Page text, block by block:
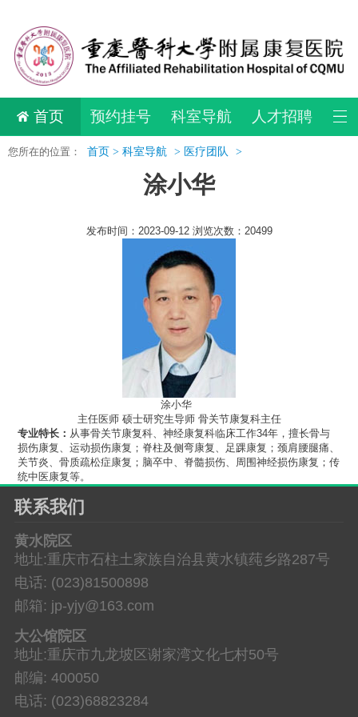
首页 预约挂号 科室导航 人才招聘
您所在的位置： 首页 > 科室导航 > 医疗团队 >
涂小华
发布时间：2023-09-12 浏览次数：20499
涂小华
主任医师 硕士研究生导师 骨关节康复科主任
专业特长： 从事骨关节康复科、神经康复科临床工作34年，擅长骨与
损伤康复、运动损伤康复；脊柱及侧弯康复、足踝康复；颈肩腰腿痛、
关节炎、骨质疏松症康复；脑卒中、脊髓损伤、周围神经损伤康复；传
统中医康复等。
联系我们
黄水院区
地址:重庆市石柱土家族自治县黄水镇莼乡路287号
电话: (023)81500898
邮箱: jp-yjy@163.com
大公馆院区
地址:重庆市九龙坡区谢家湾文化七村50号
邮编: 400050
电话: (023)68823284